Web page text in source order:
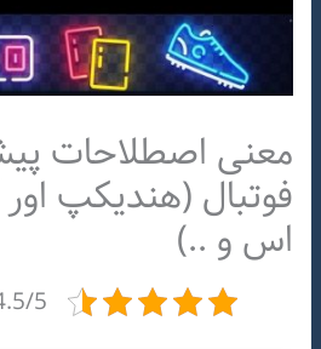
معنی اصطلاحات
فوتبال (هندیکپ
اس و ..)
4.5/5 - (11